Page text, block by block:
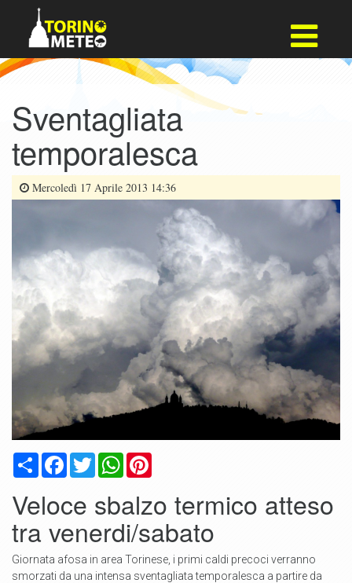
Sventagliata
temporalesca
Mercoledì 17 Aprile 2013 14:36
CondividiFacebook
TwitterWhatsApp
Veloce sbalzo termico atteso
tra venerdi/sabato
Giornata afosa in area Torinese, i primi caldi precoci verranno
smorzati da una intensa sventagliata temporalesca a partire da